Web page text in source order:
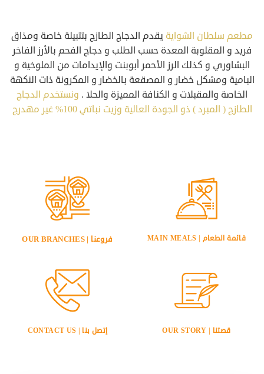
مطعم سلطان الشواية يقدم الدجاج الطازج بتتبيلة خاصة ومذاق
فريد و المقلوبة المعدة حسب الطلب و دجاج الفحم بالأرز الفاخر
البشاوري و كذلك الرز الأحمر أبوبنت والإيدامات من الملوخية و
البامية ومشكل خضار و المصقعة بالخضار و المكرونة ذات النكهة
الخاصة والمقبلات و الكنافة المميزة والحلا . ونستخدم الدجاج
الطازج ( المبرد ) ذو الجودة العالية وزيت نباتي 100% غير مهدرج
قائمة الطعام | MAIN MEALS فروعنا | OUR BRANCHES
قصتنا | OUR STORY إتصل بنا | CONTACT US